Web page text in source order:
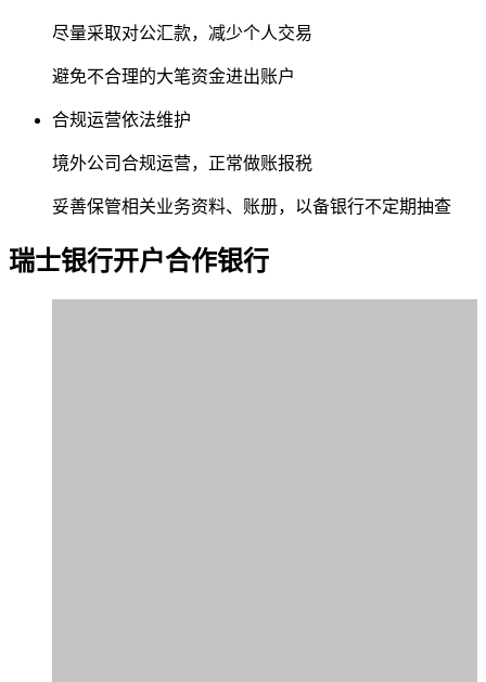
尽量采取对公汇款，减少个人交易
避免不合理的大笔资金进出账户
合规运营依法维护
境外公司合规运营，正常做账报税
妥善保管相关业务资料、账册，以备银行不定期抽查
瑞士银行开户合作银行